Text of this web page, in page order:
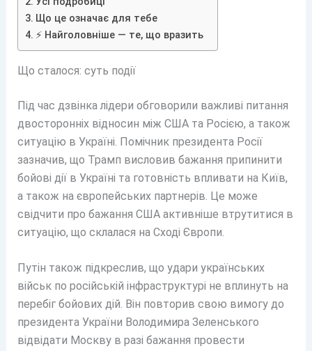
Що це означає для тебе
⚡ Найголовніше — те, що вразить
Що сталося: суть події
Під час дзвінка лідери обговорили важливі питання
двосторонніх відносин між США та Росією, а також
ситуацію в Україні. Помічник президента Росії
зазначив, що Трамп висловив бажання припинити
бойові дії в Україні та готовність впливати на Київ,
а також на європейських партнерів. Це може
свідчити про бажання США активніше втрутитися в
ситуацію, що склалася на Сході Європи.
Путін також підкреслив, що удари українських
військ по російській інфраструктурі не вплинуть на
перебіг бойових дій. Він повторив свою вимогу до
президента України Володимира Зеленського
відвідати Москву в разі бажання провести